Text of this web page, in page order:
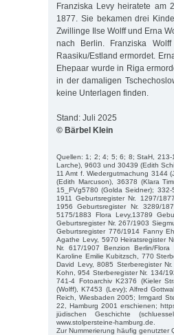
Franziska Levy heiratete am
1877. Sie bekamen drei
Zwillinge Ilse Wolff und Erna
nach Berlin. Franziska
Raasiku/Estland ermordet.
Ehepaar wurde in Riga
in der damaligen
keine Unterlagen finden.
Stand: Juli 2025
© Bärbel Klein
Quellen: 1; 2; 4; 5; 6; 8; StaH,
Larche), 9603 und 30439 (Edith
11 Amt f. Wiedergutmachung 3144
(Edith Marcuson), 36378 (Klara
15_FVg5780 (Golda Seidner);
1911 Geburtsregister Nr. 1297/
1956 Geburtsregister Nr. 3289/
5175/1883 Flora Levy,13789
Geburtsregister Nr. 267/1903
Geburtsregister 776/1914 Fanny
Agathe Levy, 5970 Heiratsregister
Nr. 617/1907 Benzion Berlin/
Karoline Emilie Kubitzsch, 770
David Levy, 8085 Sterberegister
Kohn, 954 Sterberegister Nr. 134/
741-4 Fotoarchiv K2376 (Kieler
(Wolff), K7453 (Levy); Alfred
Reich, Wiesbaden 2005; Irmgard
22, Hamburg 2001 erschienen;
jüdischen Geschichte
www.stolpersteine-hamburg.de.
Zur Nummerierung häufig genutzter